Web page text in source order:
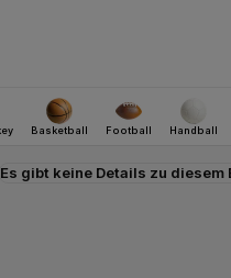
Es gibt keine Details zu